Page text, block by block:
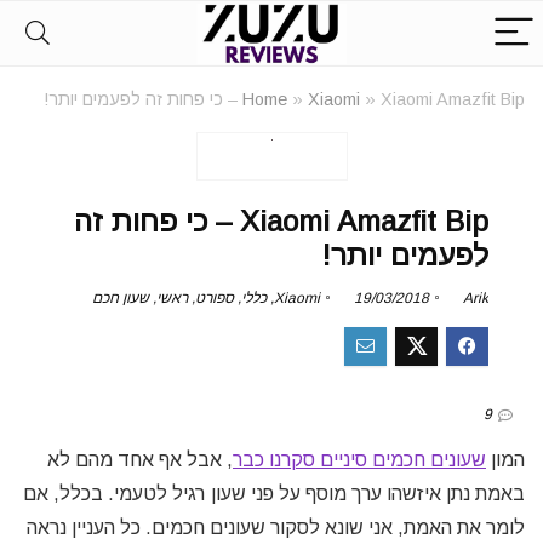
Home » Xiaomi » Xiaomi Amazfit Bip – כי פחות זה לפעמים יותר!
Xiaomi Amazfit Bip – כי פחות זה
לפעמים יותר!
Arik
19/03/2018
Xiaomi
,כללי,ספורט,ראשי,שעון חכם
9
המון שעונים חכמים סיניים סקרנו כבר, אבל אף אחד מהם לא
באמת נתן איזשהו ערך מוסף על פני שעון רגיל לטעמי. בכלל, אם
לומר את האמת, אני שונא לסקור שעונים חכמים. כל העניין נראה